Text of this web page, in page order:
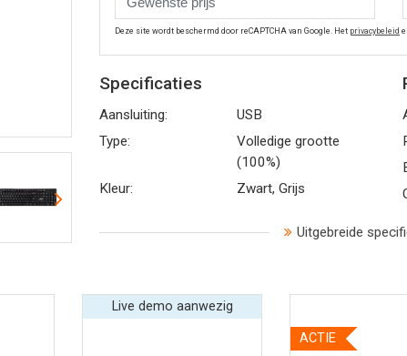
Deze site wordt beschermd door reCAPTCHA van Google. Het privacybeleid
Specificaties
Aansluiting:
USB
Type:
Volledige grootte
(100%)
Kleur:
Zwart, Grijs
Uitgebreide
Live demo aanwezig
ACTIE